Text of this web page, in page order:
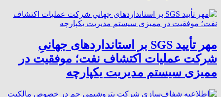
مهر تأیید SGS بر استانداردهای جهانیِ
شرکت عملیات اکتشاف نفت؛ موفقیت در
ممیزی سیستم مدیریت یکپارچه